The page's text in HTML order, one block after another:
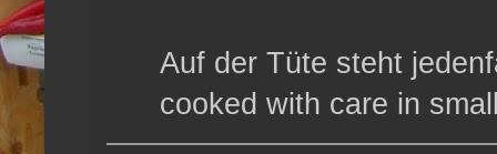
Auf der Tüte steht
cooked with care in